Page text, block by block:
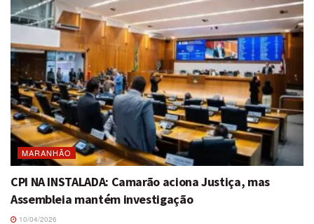
MARANHÃO
CPI NA INSTALADA: Camarão aciona Justiça, mas
Assembleia mantém investigação
10/04/2026